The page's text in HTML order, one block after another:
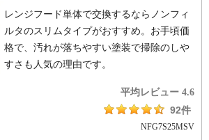
レンジフード単体で交換するならノンフィ
ルタのスリムタイプがおすすめ。お手頃価
格で、汚れが落ちやすい塗装で掃除のしや
すさも人気の理由です。
平均レビュー 4.6
92件
NFG7S25MSV